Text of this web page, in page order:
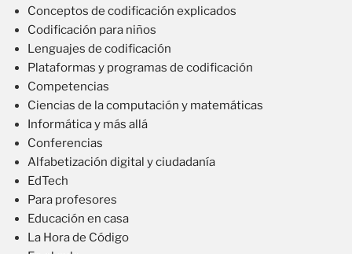
Conceptos de codificación explicados
Codificación para niños
Lenguajes de codificación
Plataformas y programas de codificación
Competencias
Ciencias de la computación y matemáticas
Informática y más allá
Conferencias
Alfabetización digital y ciudadanía
EdTech
Para profesores
Educación en casa
La Hora de Código